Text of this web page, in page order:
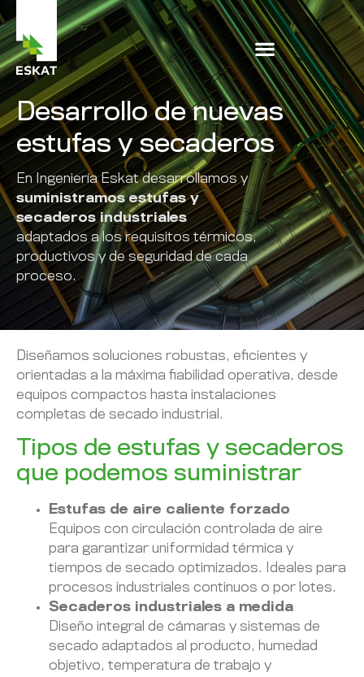
Desarrollo de nuevas
estufas y secaderos
En Ingeniería Eskat desarrollamos y
suministramos estufas y
secaderos industriales
adaptados a los requisitos térmicos,
productivos y de seguridad de cada
proceso.
Diseñamos soluciones robustas, eficientes y
orientadas a la máxima fiabilidad operativa, desde
equipos compactos hasta instalaciones
completas de secado industrial.
Tipos de estufas y secaderos
que podemos suministrar
Estufas de aire caliente forzado
Equipos con circulación controlada de aire
para garantizar uniformidad térmica y
tiempos de secado optimizados. Ideales para
procesos industriales continuos o por lotes.
Secaderos industriales a medida
Diseño integral de cámaras y sistemas de
secado adaptados al producto, humedad
objetivo, temperatura de trabajo y